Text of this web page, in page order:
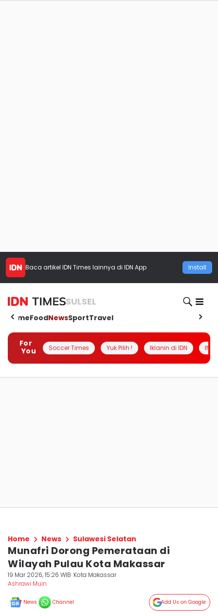
Baca artikel IDN Times lainnya di IDN App Install
SULSEL
HomeFoodNewsSportTravel
For
You
Soccer Times Yuk Pilih ! Iklanin di IDN
Home News Sulawesi Selatan
Munafri Dorong Pemerataan di
Wilayah Pulau Kota Makassar
19 Mar 2026, 15:26 WIB Kota Makassar
Ashrawi Muin
News Channel Add Us on Google